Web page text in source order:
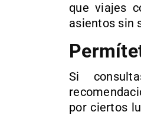
que viajes
asientos sin
Si
por ciertos